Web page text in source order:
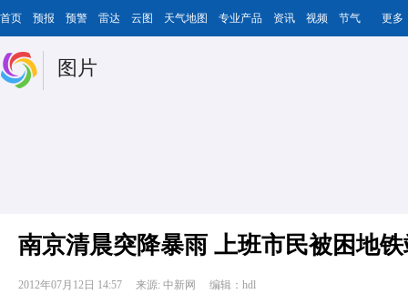
首页 预报 预警 雷达 云图 天气地图 专业产品 资讯 视频 节气 更多
图片
南京清晨突降暴雨 上班市民被困地
2012年07月12日 14:57 来源: 中新网 编辑：hdl